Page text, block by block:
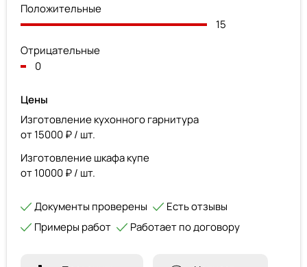
Положительные
15
Отрицательные
0
Цены
Изготовление кухонного гарнитура
от 15000 ₽ / шт.
Изготовление шкафа купе
от 10000 ₽ / шт.
Документы проверены
Есть отзывы
Примеры работ
Работает по договору